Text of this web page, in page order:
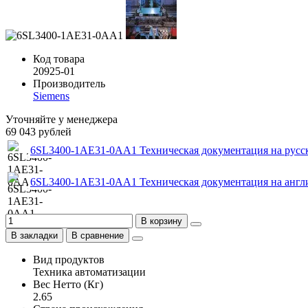
Код товара
20925-01
Производитель
Siemens
Уточняйте у менеджера
69 043 рублей
6SL3400-1AE31-0AA1 Техническая документация на
6SL3400-1AE31-0AA1 Техническая документация на
В корзину
В закладки
В сравнение
Вид продуктов
Техника автоматизации
Вес Нетто (Кг)
2.65